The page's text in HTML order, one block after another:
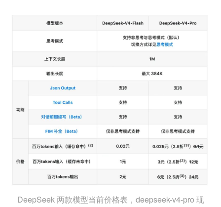
DeepSeek 两款模型当前价格表，deepseek-v4-pro 现